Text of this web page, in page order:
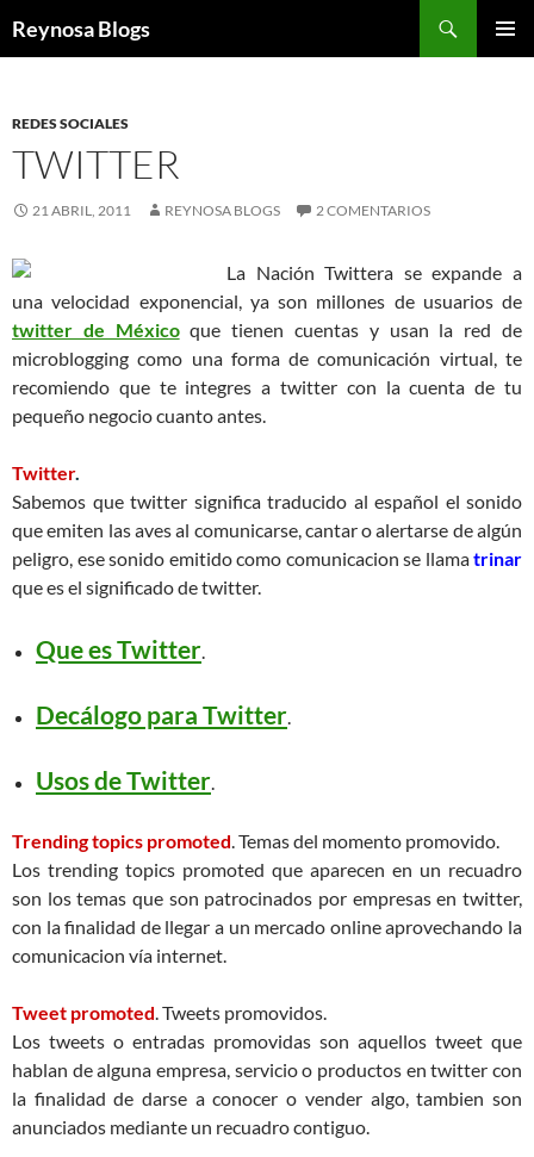
Reynosa Blogs
REDES SOCIALES
TWITTER
21 ABRIL, 2011 REYNOSA BLOGS 2 COMENTARIOS
La Nación Twittera se expande a
una velocidad exponencial, ya son millones de usuarios de
twitter de Méxicoque tienen cuentas y usan la red de
microblogging como una forma de comunicación virtual, te
recomiendo que te integres a twitter con la cuenta de tu
pequeño negocio cuanto antes.
Twitter.
Sabemos que twitter significa traducido al español el sonido
que emiten las aves al comunicarse, cantar o alertarse de algún
peligro, ese sonido emitido como comunicacion se llamatrinar
que es el significado de twitter.
Que es Twitter.
Decálogo para Twitter.
Usos de Twitter.
Trending topics promoted. Temas del momento promovido.
Los trending topics promoted que aparecen en un recuadro
son los temas que son patrocinados por empresas en twitter,
con la finalidad de llegar a un mercado online aprovechando la
comunicacion vía internet.
Tweet promoted. Tweets promovidos.
Los tweets o entradas promovidas son aquellos tweet que
hablan de alguna empresa, servicio o productos en twitter con
la finalidad de darse a conocer o vender algo, tambien son
anunciados mediante un recuadro contiguo.